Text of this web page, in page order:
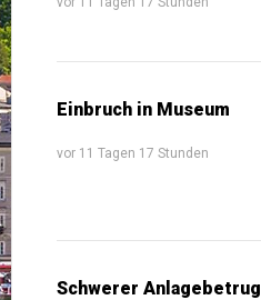
Einbruch in Museum
vor 11 Tagen 17 Stunden
Schwerer Anlagebetrug